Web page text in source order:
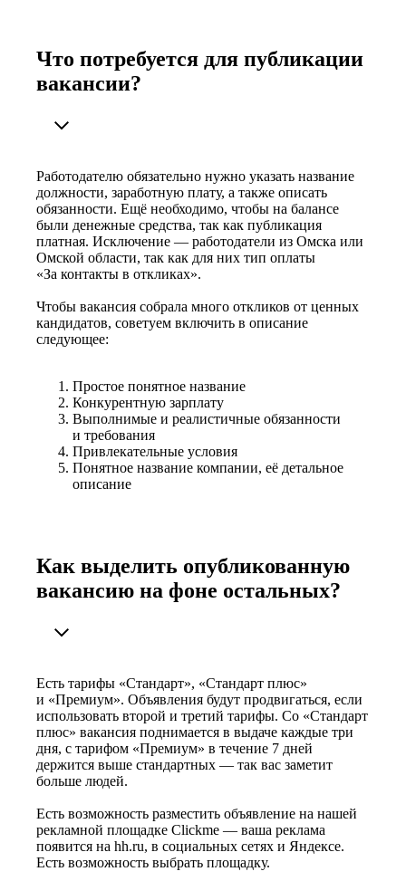
Что потребуется для публикации
вакансии?
Работодателю обязательно нужно указать название
должности, заработную плату, а также описать
обязанности. Ещё необходимо, чтобы на балансе
были денежные средства, так как публикация
платная. Исключение — работодатели из Омска или
Омской области, так как для них тип оплаты
«За контакты в откликах».
Чтобы вакансия собрала много откликов от ценных
кандидатов, советуем включить в описание
следующее:
Простое понятное название
Конкурентную зарплату
Выполнимые и реалистичные обязанности
и требования
Привлекательные условия
Понятное название компании, её детальное
описание
Как выделить опубликованную
вакансию на фоне остальных?
Есть тарифы «Стандарт», «Стандарт плюс»
и «Премиум». Объявления будут продвигаться, если
использовать второй и третий тарифы. Со «Стандарт
плюс» вакансия поднимается в выдаче каждые три
дня, с тарифом «Премиум» в течение 7 дней
держится выше стандартных — так вас заметит
больше людей.
Есть возможность разместить объявление на нашей
рекламной площадке Clickme — ваша реклама
появится на hh.ru, в социальных сетях и Яндексе.
Есть возможность выбрать площадку.